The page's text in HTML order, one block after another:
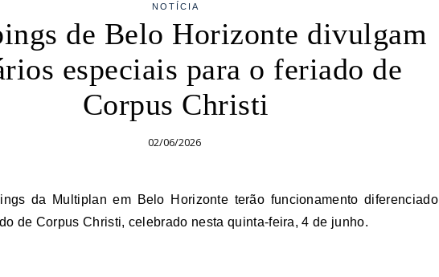
NOTÍCIA
de Belo Horizonte divulgam
especiais para o feriado de
Corpus Christi
02/06/2026
de Corpus Christi, celebrado nesta quinta-feira, 4 de junho.